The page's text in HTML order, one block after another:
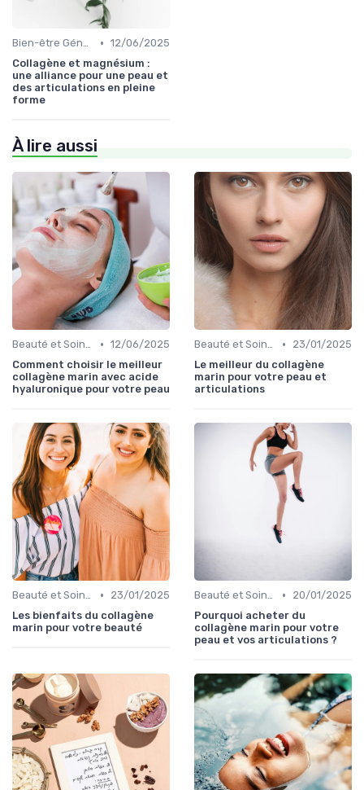
Bien-être Général • 12/06/2025
Collagène et magnésium :
une alliance pour une peau et
des articulations en pleine
forme
À lire aussi
Beauté et Soins de la Peau • 12/06/2025
Comment choisir le meilleur
collagène marin avec acide
hyaluronique pour votre peau
Beauté et Soins de la Peau •
23/01/2025
Le meilleur du collagène
marin pour votre peau et
articulations
Beauté et Soins de la Peau •
23/01/2025
Les bienfaits du collagène
marin pour votre beauté
Beauté et Soins de la Peau •
20/01/2025
Pourquoi acheter du
collagène marin pour votre
peau et vos articulations ?